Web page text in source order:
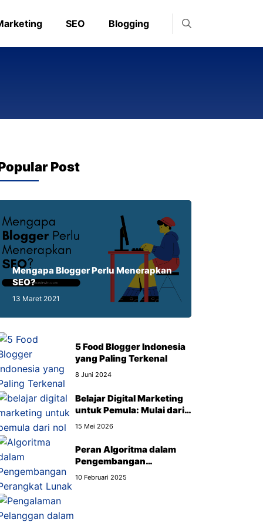
SEO Blogging
Post
Mengapa Blogger Perlu Menerapkan
SEO?
13 Maret 2021
5 Food Blogger Indonesia
yang Paling Terkenal
8 Juni 2024
Belajar Digital Marketing
untuk Pemula: Mulai dari
Mana?
15 Mei 2026
Peran Algoritma dalam
Pengembangan
Perangkat Lunak
10 Februari 2025